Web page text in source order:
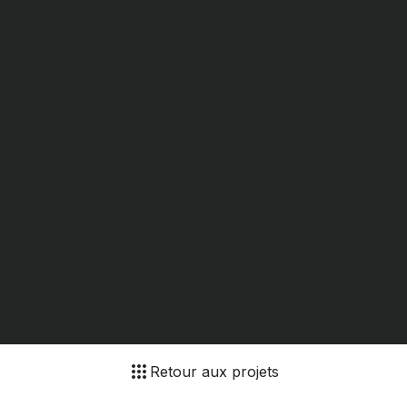
Retour aux projets